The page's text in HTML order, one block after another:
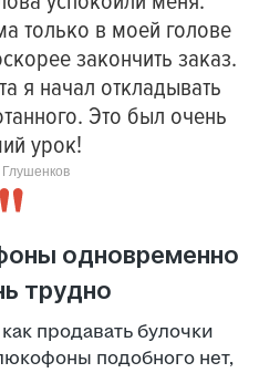
только в моей голове
закончить заказ.
я начал откладывать
Это был очень
урок!
одновременно
трудно
продавать булочки
подобного нет,